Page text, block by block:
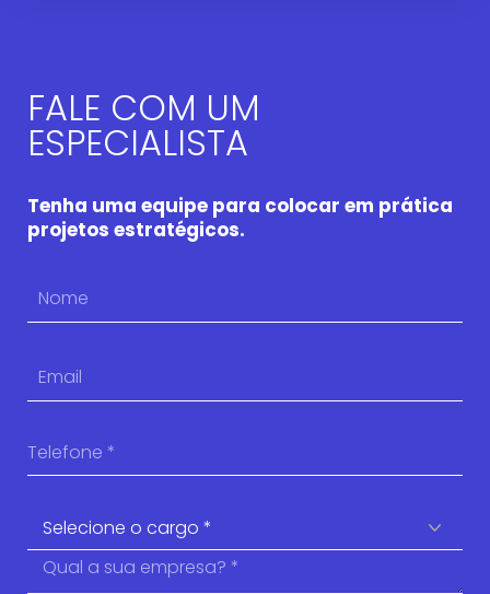
FALE COM UM
ESPECIALISTA
Tenha uma equipe para colocar em prática
projetos estratégicos.